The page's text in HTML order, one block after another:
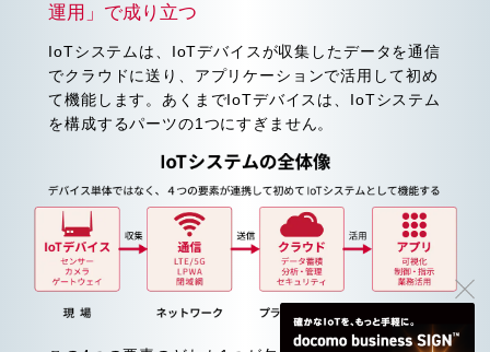
運用」で成り立つ
IoTシステムは、IoTデバイスが収集したデータを通信
でクラウドに送り、アプリケーションで活用して初め
て機能します。あくまでIoTデバイスは、IoTシステム
を構成するパーツの1つにすぎません。